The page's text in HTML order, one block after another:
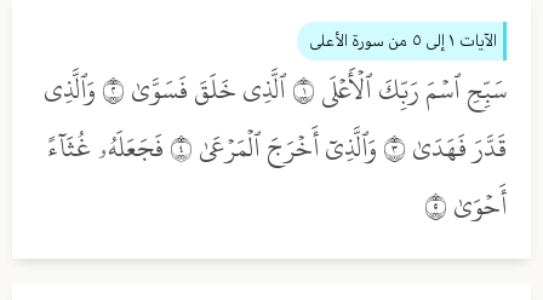
الآيات ١ إلى ٥ من سورة الأعلى
سَبِّحِ ٱسۡمَ رَبِّكَ ٱلۡأَعۡلَى ١ ٱلَّذِي خَلَقَ فَسَوَّىٰ ٢ وَٱلَّذِي
قَدَّرَ فَهَدَىٰ ٣ وَٱلَّذِيٓ أَخۡرَجَ ٱلۡمَرۡعَىٰ ٤ فَجَعَلَهُۥ غُثَآءً
أَحۡوَىٰ ٥